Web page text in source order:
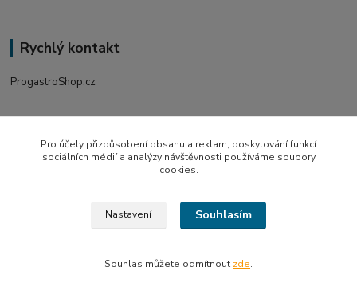
Rychlý kontakt
ProgastroShop.cz
+420 519 411 299
Po-Pá 7-16 hod
© 2026 PROGASTRO GTE s.r.o. | ProgastroShop.cz
Pro účely přizpůsobení obsahu a reklam, poskytování funkcí
sociálních médií a analýzy návštěvnosti používáme soubory
cookies.
Nastavení Souhlasím
Souhlas můžete odmítnout zde.